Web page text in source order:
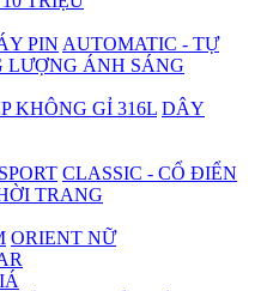
PIN AUTOMATIC - TỰ
LƯỢNG ÁNH SÁNG
KHÔNG GỈ 316L DÂY
CLASSIC - CỔ ĐIỂN
TRANG
ORIENT NỮ